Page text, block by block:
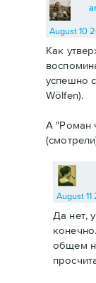
August 10
Как
успешно
Wölfen).
А "Роман
August 11
Да нет,
общем